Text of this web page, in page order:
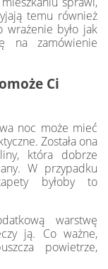
temu również
było jak
na zamówienie
Ci
noc może mieć
Została ona
która dobrze
W przypadku
byłoby to
warstwę
ją. Co ważne,
powietrze,